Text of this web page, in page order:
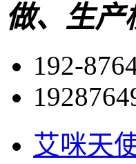
做、生产
192-
艾咪天